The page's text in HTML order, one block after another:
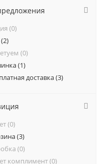
(0)
2)
(0)
(1)
доставка (3)
(0)
(3)
(0)
комплимент (0)